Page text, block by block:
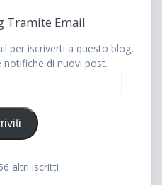
Tramite Email
per iscriverti a questo blog,
notifiche di nuovi post.
altri iscritti